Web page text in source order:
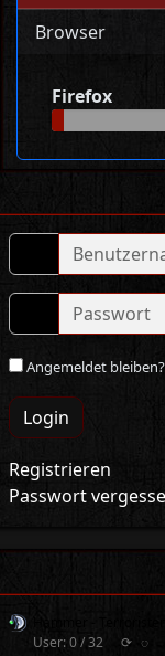
Browser
Firefox
Angemeldet bleiben?
Login
Registrieren
Passwort
User: 0 / 32
⟳ ◌